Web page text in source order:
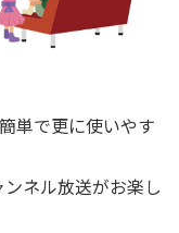
単で更に使いやす
ネル放送がお楽し